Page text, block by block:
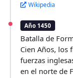
Wikipedia
Año 1450
Batalla de
Cien Años, los
fuerzas
en el norte de